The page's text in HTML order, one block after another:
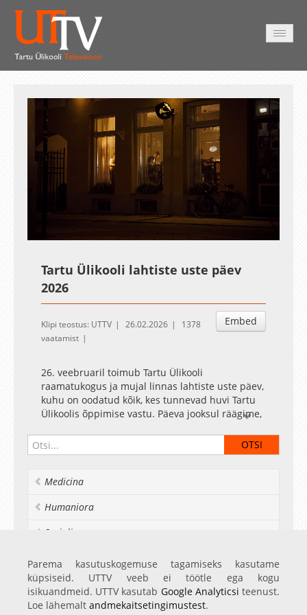
0.25%
Tartu Ülikooli lahtiste uste päev
2026
Embed
Klipi teostus: UTTV 26.02.2026
1378
vaatamist
26. veebruaril toimub Tartu Ülikooli
raamatukogus ja mujal linnas lahtiste uste päev,
kuhu on oodatud kõik, kes tunnevad huvi Tartu
Ülikoolis õppimise vastu. Päeva jooksul räägime,
ees ülikooli ajal ja pärast seda. Lahtiste uste
päeva juhib ajakirjanduse ja kommunikatsiooni
Medicina
Humaniora
Socialia
Realia et naturalia
Ülikoolist veel
Parema kasutuskogemuse tagamiseks kasutame
küpsiseid. UTTV veeb ei töötle ega kogu
isikuandmeid. UTTV kasutab Google Analyticsi teenust.
Loe lähemalt andmekaitsetingimustest.